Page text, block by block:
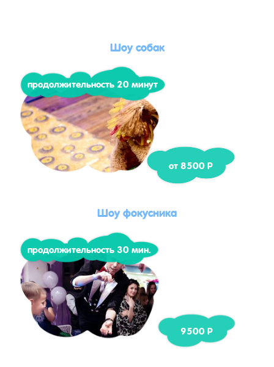
Шоу собак
продолжительность 20 минут
от 8500 Р
Шоу фокусника
продолжительность 30 мин.
9500 Р